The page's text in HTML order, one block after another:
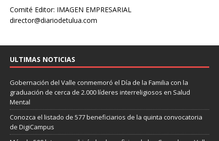
Comité Editor: IMAGEN EMPRESARIAL
director@diariodetulua.com
ULTIMAS NOTICIAS
Gobernación del Valle conmemoró el Día de la Familia con la
graduación de cerca de 2.000 líderes interreligiosos en Salud
Mental
Conozca el listado de 577 beneficiarios de la quinta convocatoria
de DigiCampus